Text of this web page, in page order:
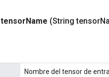
tensorName (String tensor
Nombre del tensor de